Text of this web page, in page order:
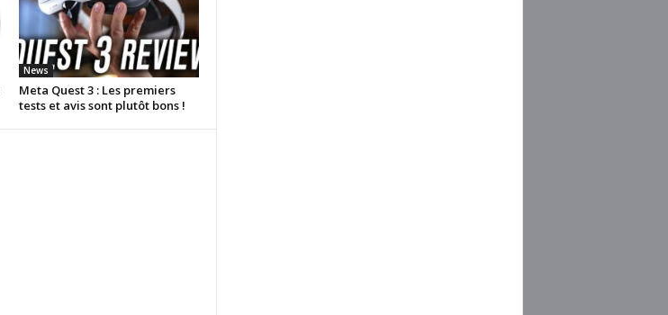
News
Meta Quest 3 : Les premiers
tests et avis sont plutôt bons !